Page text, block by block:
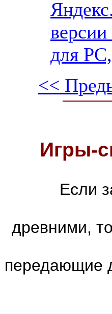
для
<<
Игры-
Если
древними,
передающие